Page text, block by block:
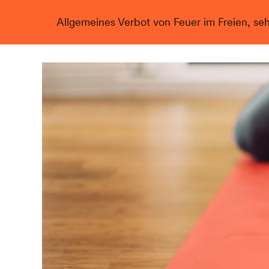
Allgemeines Verbot von Feuer im Freien,
Live